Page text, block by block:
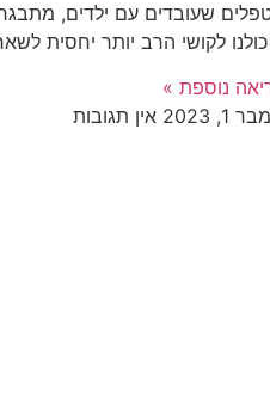
שעובדים עם ילדים,
לקושי הרב יותר יחסית
נוספת »
1, 2023
אין תגובות